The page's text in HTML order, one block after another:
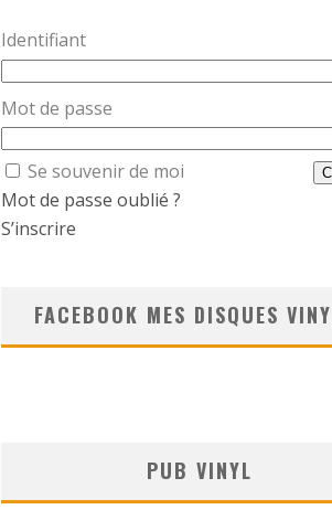
Identifiant
Mot de passe
Se souvenir de moi
Mot de passe oublié ?
S’inscrire
FACEBOOK MES DISQUES
PUB VINYL